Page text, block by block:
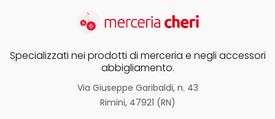
Specializzati nei prodotti di merceria e negli accessori
abbigliamento.
Via Giuseppe Garibaldi, n. 43
Rimini, 47921 (RN)